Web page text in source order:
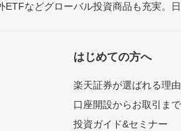
ETFなどグローバル投資商品も充実。
はじめての方へ
楽天証券が選ばれる理由
口座開設からお取引ま
投資ガイド&セミナー